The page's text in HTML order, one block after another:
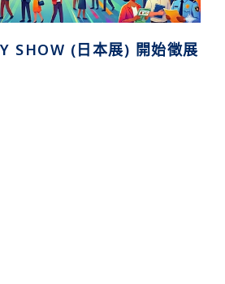
SHOW (日本展) 開始徵展